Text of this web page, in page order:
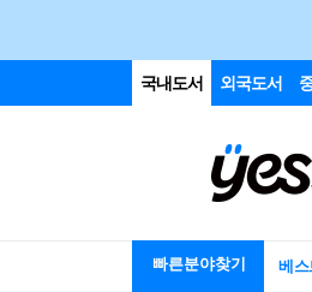
국내도서 외국도서
빠른분야찾기 베스